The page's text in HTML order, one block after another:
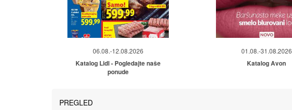
06.08.-12.08.2026
Katalog Lidl - Pogledajte naše
ponude
01.08.-31.08.2026
Katalog Avon
PREGLED